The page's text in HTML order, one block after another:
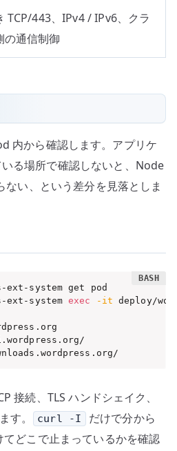
TCP/443、IPv4 / IPv6、クラ
の通信制御
内から確認します。アプリケ
る場所で確認しないと、Node
い、という差分を見落としま
ext-system get pod
ext-system exec -it deploy/
接続、TLS ハンドシェイク、
す。
curl -I
だけで分から
てどこで止まっているかを確認